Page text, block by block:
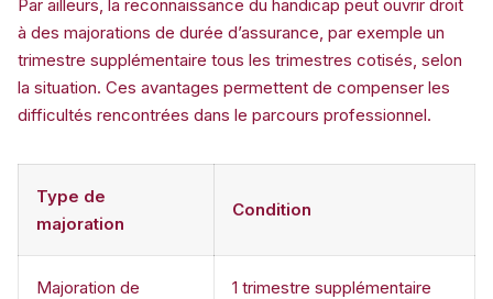
Par ailleurs, la reconnaissance du handicap peut ouvrir droit
à des majorations de durée d’assurance, par exemple un
trimestre supplémentaire tous les trimestres cotisés, selon
la situation. Ces avantages permettent de compenser les
difficultés rencontrées dans le parcours professionnel.
Type de
majoration
Condition
Majoration de
1 trimestre supplémentaire